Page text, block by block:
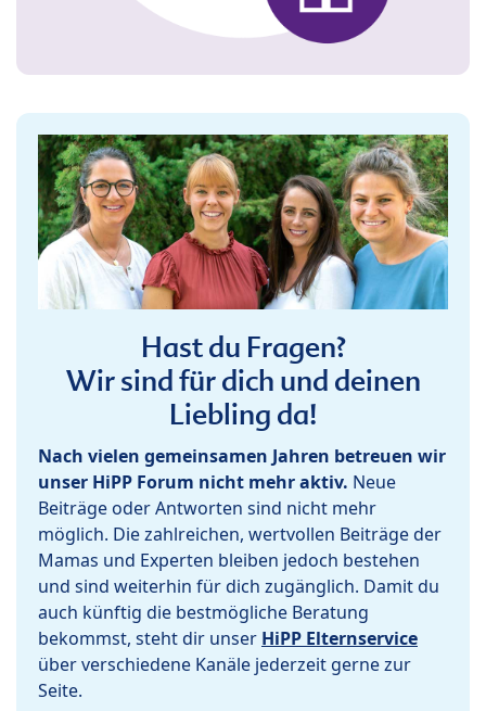
Hast du Fragen?
Wir sind für dich und deinen
Liebling da!
Nach vielen gemeinsamen Jahren betreuen wir
unser HiPP Forum nicht mehr aktiv. Neue
Beiträge oder Antworten sind nicht mehr
möglich. Die zahlreichen, wertvollen Beiträge der
Mamas und Experten bleiben jedoch bestehen
und sind weiterhin für dich zugänglich. Damit du
auch künftig die bestmögliche Beratung
bekommst, steht dir unser HiPP Elternservice
über verschiedene Kanäle jederzeit gerne zur
Seite.